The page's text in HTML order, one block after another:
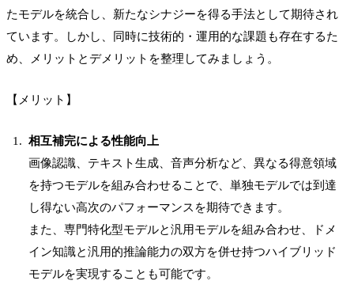
たモデルを統合し、新たなシナジーを得る手法として期待され
ています。しかし、同時に技術的・運用的な課題も存在するた
め、メリットとデメリットを整理してみましょう。
【メリット】
相互補完による性能向上
画像認識、テキスト生成、音声分析など、異なる得意領域
を持つモデルを組み合わせることで、単独モデルでは到達
し得ない高次のパフォーマンスを期待できます。
また、専門特化型モデルと汎用モデルを組み合わせ、ドメ
イン知識と汎用的推論能力の双方を併せ持つハイブリッド
モデルを実現することも可能です。